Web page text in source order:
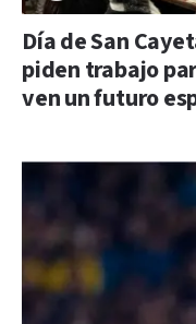
Día de San
piden trabajo
ven un futuro